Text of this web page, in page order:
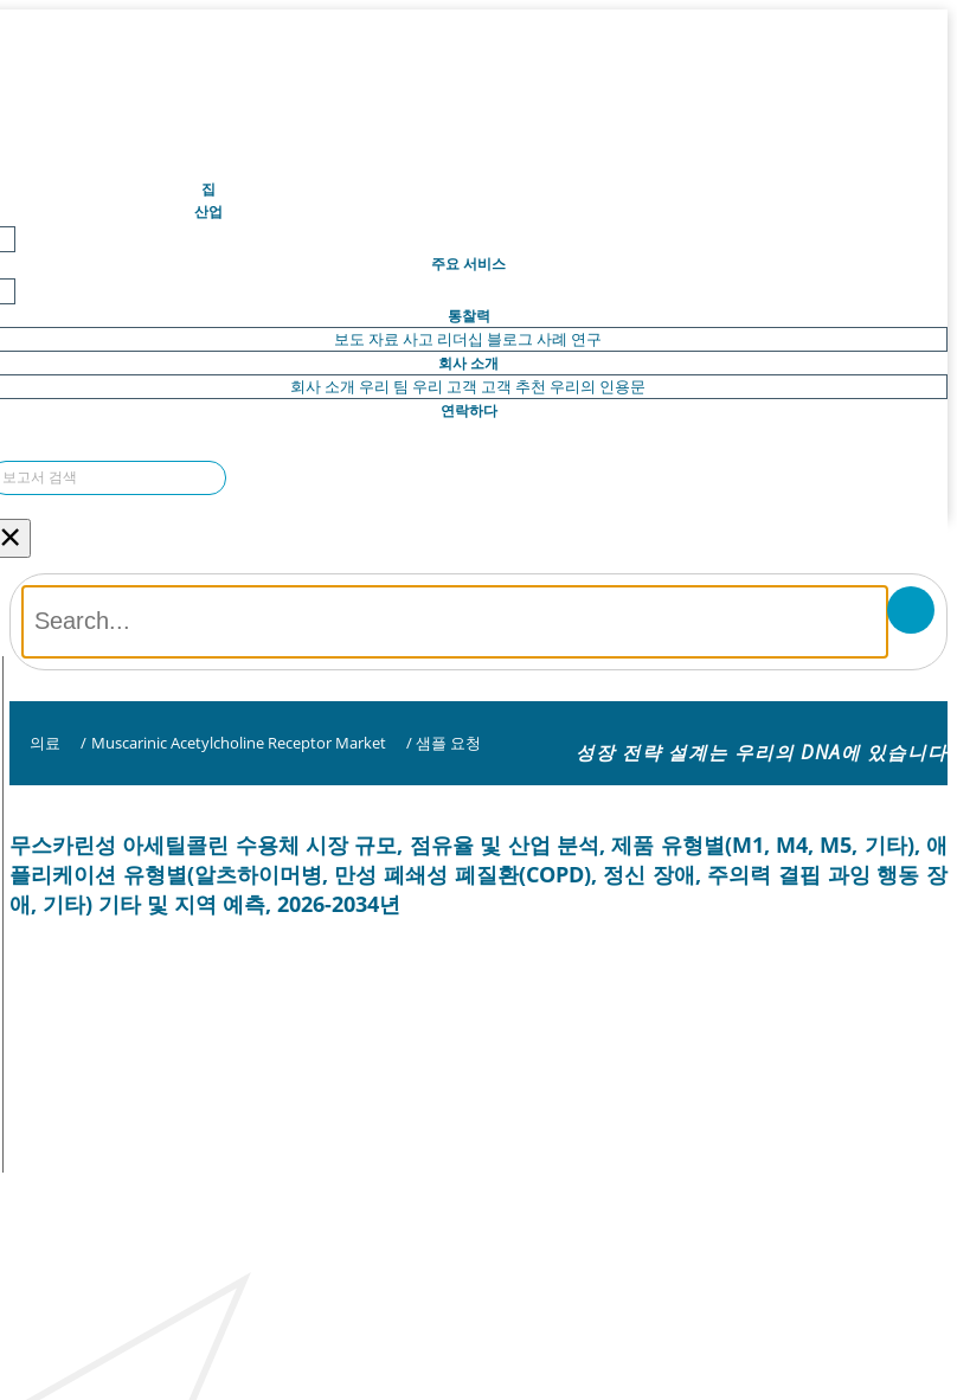
집(현재의)
산업
주요 서비스
통찰력
보도 자료 사고 리더십 블로그 사례 연구
회사 소개
회사 소개 우리 팀 우리 고객 고객 추천 우리의 인용문
연락하다
×
의료 / Muscarinic Acetylcholine Receptor Market / 샘플 요청 성장 전략 설계는 우리의 DNA에 있습니다
무스카린성 아세틸콜린 수용체 시장 규모, 점유율 및 산업 분석, 제품 유형별(M1, M4, M5, 기타), 애
플리케이션 유형별(알츠하이머병, 만성 폐쇄성 폐질환(COPD), 정신 장애, 주의력 결핍 과잉 행동 장
애, 기타) 기타 및 지역 예측, 2026-2034년